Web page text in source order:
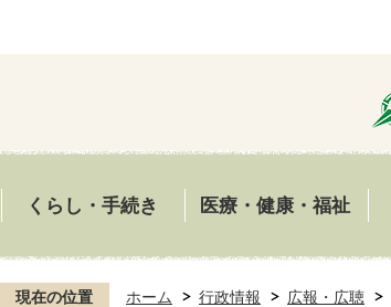
くらし・手続き 医療・健康・福祉
現在の位置 ホーム 行政情報 広報・広聴